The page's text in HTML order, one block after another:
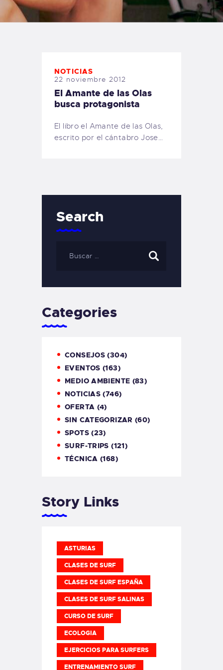
TIENDA FAMILY SURFERS
WEBCAM SALINAS
NOTICIAS
22 noviembre 2012
El Amante de las Olas
busca protagonista
El libro el Amante de las Olas,
escrito por el cántabro Jose…
Search
Categories
CONSEJOS (304)
EVENTOS (163)
MEDIO AMBIENTE (83)
NOTICIAS (746)
OFERTA (4)
SIN CATEGORIZAR (60)
SPOTS(23)
SURF-TRIPS (121)
TÉCNICA (168)
Story Links
ASTURIAS
CLASES DE SURF
CLASES DE SURF ESPAÑA
CLASES DE SURF SALINAS
CURSO DE SURF
ECOLOGIA
EJERCICIOS PARA SURFERS
ENTRENAMIENTO SURF